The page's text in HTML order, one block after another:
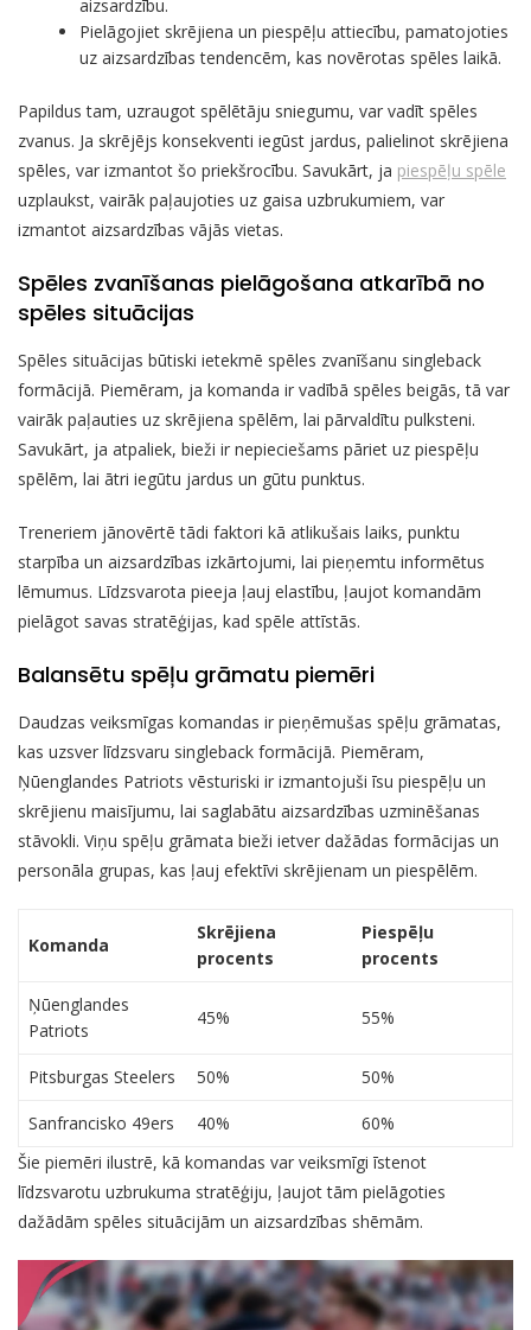
aizsardzību.
Pielāgojiet skrējiena un piespēļu attiecību, pamatojoties
uz aizsardzības tendencēm, kas novērotas spēles laikā.
Papildus tam, uzraugot spēlētāju sniegumu, var vadīt spēles
zvanus. Ja skrējējs konsekventi iegūst jardus, palielinot skrējiena
spēles, var izmantot šo priekšrocību. Savukārt, ja piespēļu spēle
uzplaukst, vairāk paļaujoties uz gaisa uzbrukumiem, var
izmantot aizsardzības vājās vietas.
Spēles zvanīšanas pielāgošana atkarībā no
spēles situācijas
Spēles situācijas būtiski ietekmē spēles zvanīšanu singleback
formācijā. Piemēram, ja komanda ir vadībā spēles beigās, tā var
vairāk paļauties uz skrējiena spēlēm, lai pārvaldītu pulksteni.
Savukārt, ja atpaliek, bieži ir nepieciešams pāriet uz piespēļu
spēlēm, lai ātri iegūtu jardus un gūtu punktus.
Treneriem jānovērtē tādi faktori kā atlikušais laiks, punktu
starpība un aizsardzības izkārtojumi, lai pieņemtu informētus
lēmumus. Līdzsvarota pieeja ļauj elastību, ļaujot komandām
pielāgot savas stratēģijas, kad spēle attīstās.
Balansētu spēļu grāmatu piemēri
Daudzas veiksmīgas komandas ir pieņēmušas spēļu grāmatas,
kas uzsver līdzsvaru singleback formācijā. Piemēram,
Ņūenglandes Patriots vēsturiski ir izmantojuši īsu piespēļu un
skrējienu maisījumu, lai saglabātu aizsardzības uzminēšanas
stāvokli. Viņu spēļu grāmata bieži ietver dažādas formācijas un
personāla grupas, kas ļauj efektīvi skrējienam un piespēlēm.
Komanda
Skrējiena
procents
Piespēļu
procents
Ņūenglandes
Patriots
45% 55%
Pitsburgas Steelers 50% 50%
Sanfrancisko 49ers 40%
60%
Šie piemēri ilustrē, kā komandas var veiksmīgi īstenot
līdzsvarotu uzbrukuma stratēģiju, ļaujot tām pielāgoties
dažādām spēles situācijām un aizsardzības shēmām.